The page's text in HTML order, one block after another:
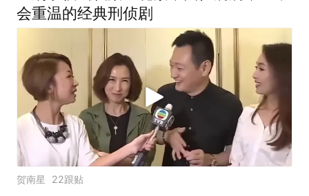
会重温的经典刑侦剧
贺南星 22跟贴